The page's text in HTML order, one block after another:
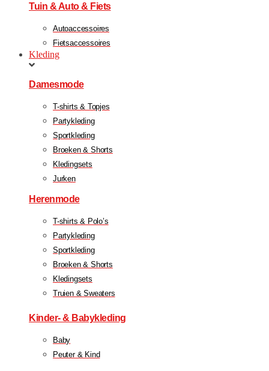
Tuin & Auto & Fiets
Autoaccessoires
Fietsaccessoires
Kleding
Damesmode
T-shirts & Topjes
Partykleding
Sportkleding
Broeken & Shorts
Kledingsets
Jurken
Herenmode
T-shirts & Polo’s
Partykleding
Sportkleding
Broeken & Shorts
Kledingsets
Truien & Sweaters
Kinder- & Babykleding
Baby
Peuter & Kind